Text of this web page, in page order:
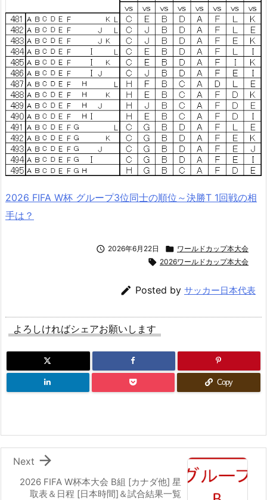
2026 FIFA W杯 グループ3位同士の順位～決勝T 1回戦の相
手は？
 2026年6月22日  ワールドカップ本大会
 2026ワールドカップ本大会
 Posted by サッカー日本代表
よろしければシェアお願いします
Copy
2026 FIFA W杯本大会 B組 [カナダ他] 星
取表＆日程 [日本時間]＆試合結果一覧

Next